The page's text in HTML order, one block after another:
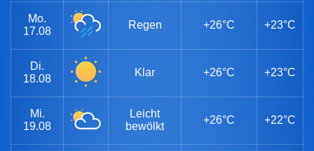
Mo.
17.08
Regen +26°C +23°C
Di.
18.08
Klar +26°C +23°C
Mi.
19.08
Leicht
bewölkt
+26°C +22°C